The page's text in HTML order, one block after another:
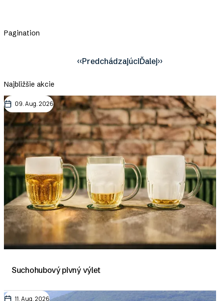
Pagination
‹‹PredchádzajúciĎalej››
Najbližšie akcie
09. Aug. 2026
Suchohubový pivný výlet
11. Aug. 2026